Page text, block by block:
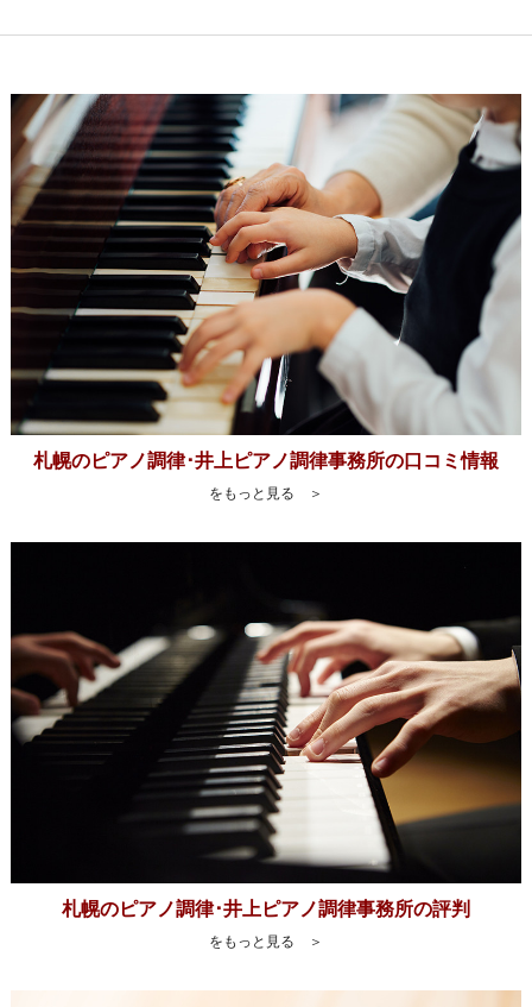
札幌のピアノ調律･井上ピアノ調律事務所の口コミ情報
をもっと見る ＞
札幌のピアノ調律･井上ピアノ調律事務所の評判
をもっと見る ＞